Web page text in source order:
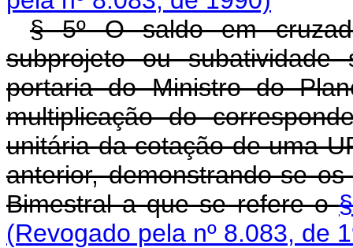
§ 5º O saldo em
subprojeto ou subatividade
portaria do Ministro do
multiplicação do
unitária da cotação de uma
anterior, demonstrando-se
Bimestral a que se refere o
(Revogado pela nº 8.083, de